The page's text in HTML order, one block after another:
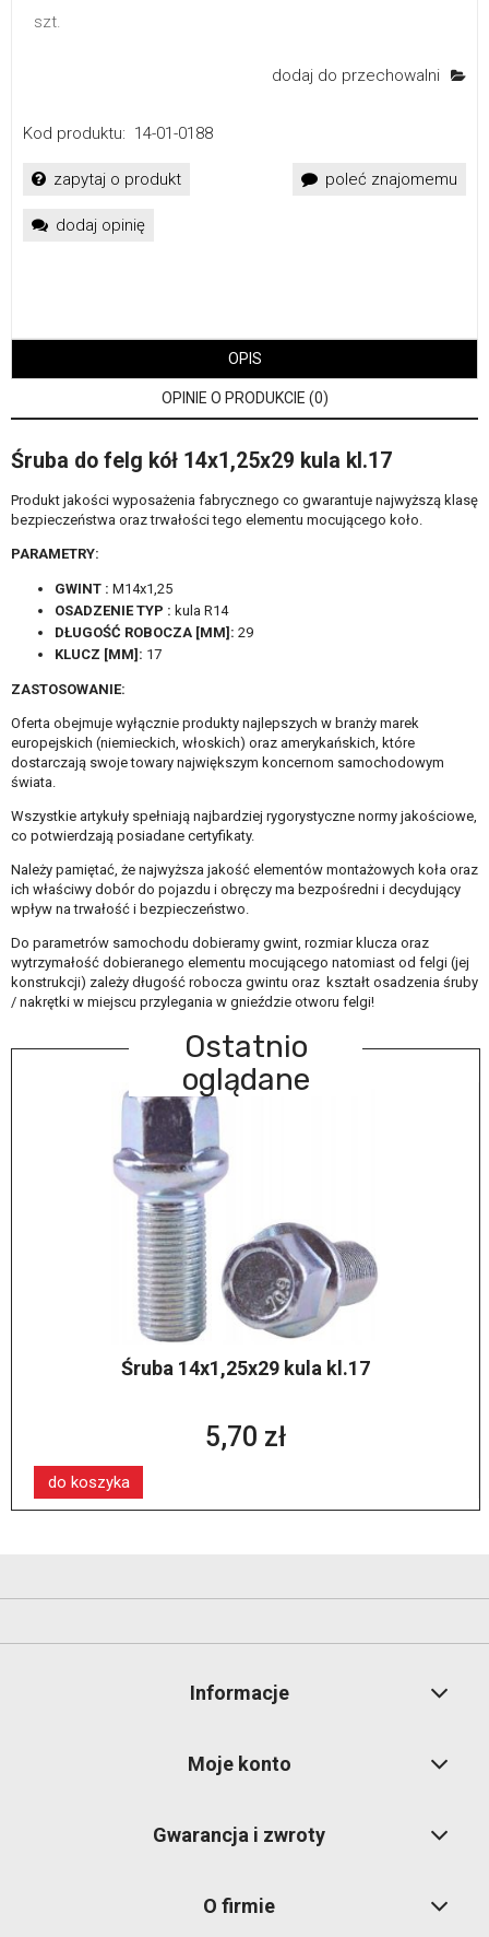
szt.
dodaj do przechowalni
Kod produktu: 14-01-0188
zapytaj o produkt poleć znajomemu
dodaj opinię
OPIS
OPINIE O PRODUKCIE (0)
Śruba do felg kół 14x1,25x29 kula kl.17
Produkt jakości wyposażenia fabrycznego co gwarantuje najwyższą klasę
bezpieczeństwa oraz trwałości tego elementu mocującego koło.
PARAMETRY:
GWINT : M14x1,25
OSADZENIE TYP : kula R14
DŁUGOŚĆ ROBOCZA [MM]: 29
KLUCZ [MM]: 17
ZASTOSOWANIE:
Oferta obejmuje wyłącznie produkty najlepszych w branży marek
europejskich (niemieckich, włoskich) oraz amerykańskich, które
dostarczają swoje towary największym koncernom samochodowym
świata.
Wszystkie artykuły spełniają najbardziej rygorystyczne normy jakościowe,
co potwierdzają posiadane certyfikaty.
Należy pamiętać, że najwyższa jakość elementów montażowych koła oraz
ich właściwy dobór do pojazdu i obręczy ma bezpośredni i decydujący
wpływ na trwałość i bezpieczeństwo.
Do parametrów samochodu dobieramy gwint, rozmiar klucza oraz
wytrzymałość dobieranego elementu mocującego natomiast od felgi (jej
konstrukcji) zależy długość robocza gwintu oraz kształt osadzenia śruby
/ nakrętki w miejscu przylegania w gnieździe otworu felgi!
Ostatnio
oglądane
Śruba 14x1,25x29 kula kl.17
5,70 zł
do koszyka
Informacje
Moje konto
Gwarancja i zwroty
O firmie